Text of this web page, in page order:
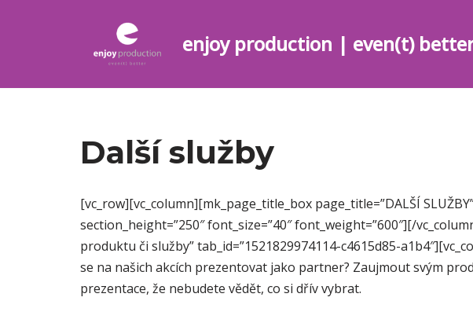
content
enjoy production | even(t)
Další služby
[vc_row][vc_column][mk_page_title_box page_title=”DALŠÍ
section_height=”250″ font_size=”40″ font_weight=”600″][/
produktu či služby” tab_id=”1521829974114-c4615d85-
se na našich akcích prezentovat jako partner? Zaujmout svým
prezentace, že nebudete vědět, co si dřív vybrat.